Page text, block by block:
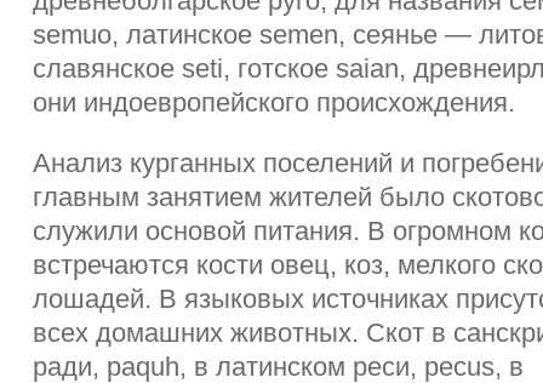
semuo, латинское semen, сеянье —
славянское seti, готское saian,
они индоевропейского происхождения.
Анализ курганных поселений и
главным занятием жителей было
служили основой питания. В огромном
встречаются кости овец, коз, мелкого
лошадей. В языковых источниках
всех домашних животных. Скот в
ради, paquh, в латинском реси, pecus, в